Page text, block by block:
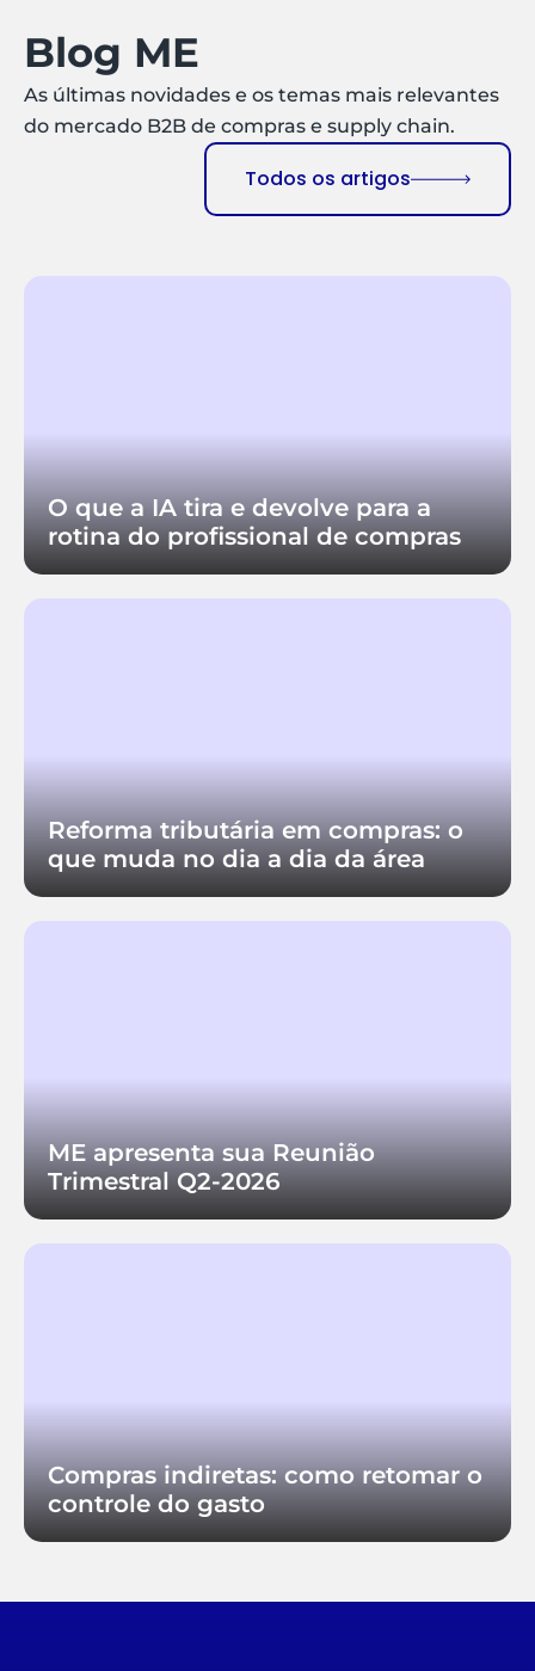
Blog ME
As últimas novidades e os temas mais relevantes
do mercado B2B de compras e supply chain.
Todos os artigos
O que a IA tira e devolve para a
rotina do profissional de compras
Reforma tributária em compras: o
que muda no dia a dia da área
ME apresenta sua Reunião
Trimestral Q2-2026
Compras indiretas: como retomar o
controle do gasto